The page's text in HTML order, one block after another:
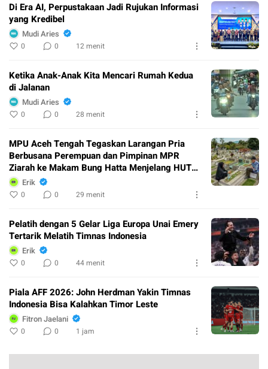
Di Era AI, Perpustakaan Jadi Rujukan Informasi
yang Kredibel
Mudi Aries
0 0 12 menit
Ketika Anak-Anak Kita Mencari Rumah Kedua
di Jalanan
Mudi Aries
0 0 28 menit
MPU Aceh Tengah Tegaskan Larangan Pria
Berbusana Perempuan dan Pimpinan MPR
Ziarah ke Makam Bung Hatta Menjelang HUT
RI Erik
0 0 29 menit
Pelatih dengan 5 Gelar Liga Europa Unai Emery
Tertarik Melatih Timnas Indonesia
Erik
0 0 44 menit
Piala AFF 2026: John Herdman Yakin Timnas
Indonesia Bisa Kalahkan Timor Leste
Fitron Jaelani
0 0 1 jam